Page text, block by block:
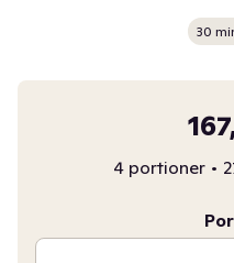
30
4 portioner •